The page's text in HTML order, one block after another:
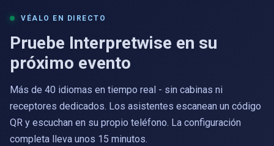
VÉALO EN DIRECTO
Pruebe Interpretwise en su
próximo evento
Más de 40 idiomas en tiempo real - sin cabinas ni
receptores dedicados. Los asistentes escanean un código
QR y escuchan en su propio teléfono. La configuración
completa lleva unos 15 minutos.